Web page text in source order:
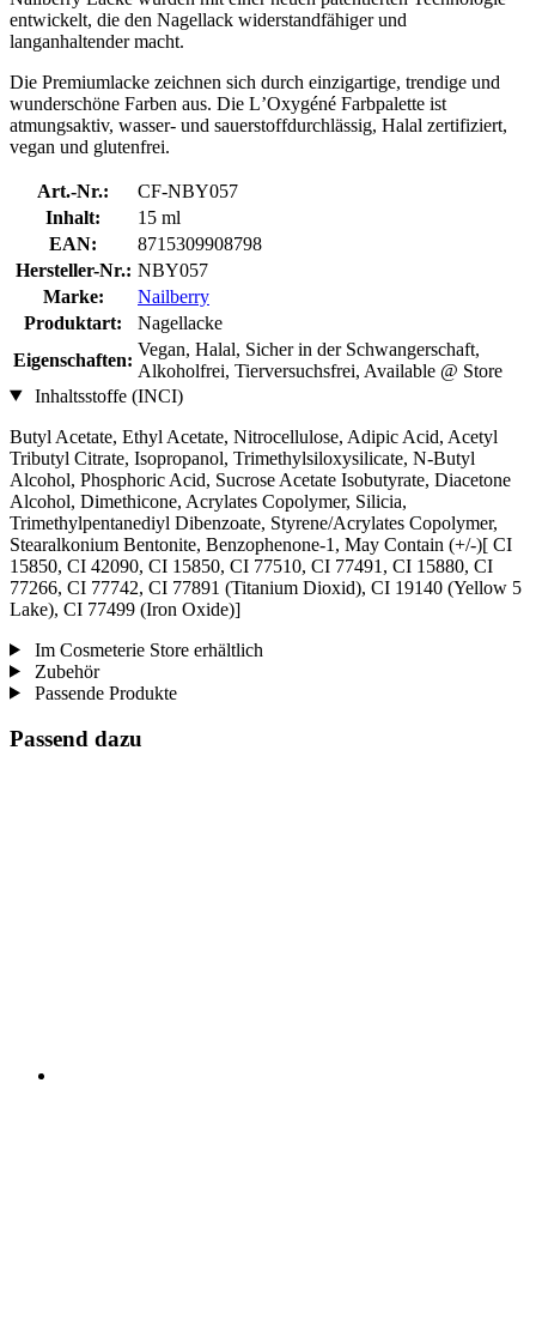
entwickelt, die den Nagellack widerstandfähiger und
langanhaltender macht.
Die Premiumlacke zeichnen sich durch einzigartige, trendige und
wunderschöne Farben aus. Die LʼOxygéné Farbpalette ist
atmungsaktiv, wasser- und sauerstoffdurchlässig, Halal zertifiziert,
vegan und glutenfrei.
Art.-Nr.:
CF-NBY057
Inhalt:
15 ml
EAN:
8715309908798
Hersteller-Nr.: NBY057
Marke:
Nailberry
Produktart:
Nagellacke
Eigenschaften:
Vegan, Halal, Sicher in der Schwangerschaft,
Alkoholfrei, Tierversuchsfrei, Available @ Store
Inhaltsstoffe (INCI)
Butyl Acetate, Ethyl Acetate, Nitrocellulose, Adipic Acid, Acetyl
Tributyl Citrate, Isopropanol, Trimethylsiloxysilicate, N-Butyl
Alcohol, Phosphoric Acid, Sucrose Acetate Isobutyrate, Diacetone
Alcohol, Dimethicone, Acrylates Copolymer, Silicia,
Trimethylpentanediyl Dibenzoate, Styrene/Acrylates Copolymer,
Stearalkonium Bentonite, Benzophenone-1, May Contain (+/-)[ CI
15850, CI 42090, CI 15850, CI 77510, CI 77491, CI 15880, CI
77266, CI 77742, CI 77891 (Titanium Dioxid), CI 19140 (Yellow 5
Lake), CI 77499 (Iron Oxide)]
Im Cosmeterie Store erhältlich
Zubehör
Passende Produkte
Passend dazu